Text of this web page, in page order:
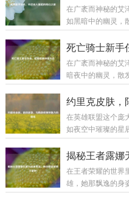
级钻石硬币都像是
常由高品质的贵金
具有极高的价值和
又或许是镜面般的
在广袤而神秘的艾
如黑暗中的幽灵，
每一个初入这个职
把钥匙,开启了一段
死亡骑士角色，从
务便正式拉开了帷
周围弥漫着冰冷的
入了一个与其他职
死亡骑士新手
在广袤而神秘的艾
暗夜中的幽灵，散
新手玩家来说，死
量世界的大门，引
当玩家创建死亡骑
之中，这里弥漫着
土，残垣断壁间不
更是一次深入了解
在英雄联盟这个庞
如夜空中璀璨的星
位守墓人英雄，以
光，他的那些精美
验。 约里克的原
袍，头戴破旧的帽
坟墓，召唤出墓穴
在王者荣耀的世界
雄，她那飘逸的身
常能在团战中创造